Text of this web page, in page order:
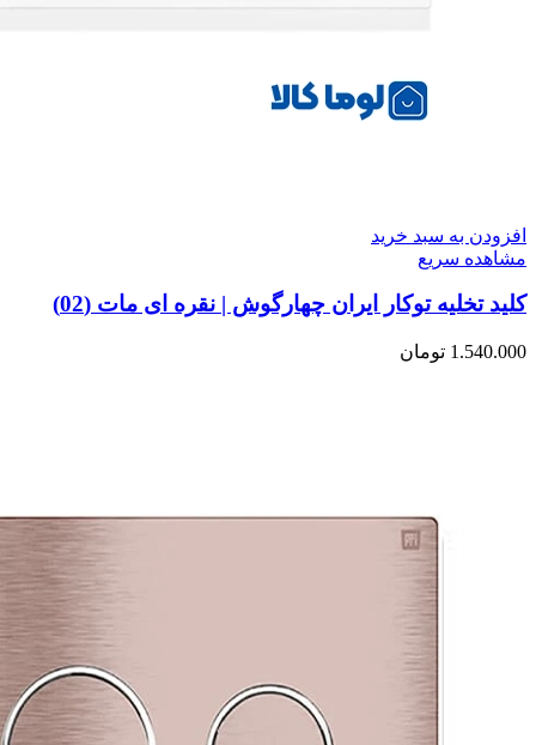
افزودن به سبد خرید
مشاهده سریع
کلید تخلیه توکار ایران چهارگوش | نقره ای مات (02)
1.540.000 تومان